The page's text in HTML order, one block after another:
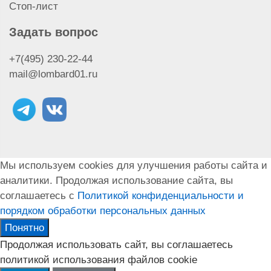
Стоп-лист
Задать вопрос
+7(495) 230-22-44
mail@lombard01.ru
Мы используем cookies для улучшения работы сайта и
аналитики. Продолжая использование сайта, вы
соглашаетесь с Политикой конфиденциальности и
порядком обработки персональных данных
Понятно
Продолжая использовать сайт, вы соглашаетесь
политикой использования файлов cookie